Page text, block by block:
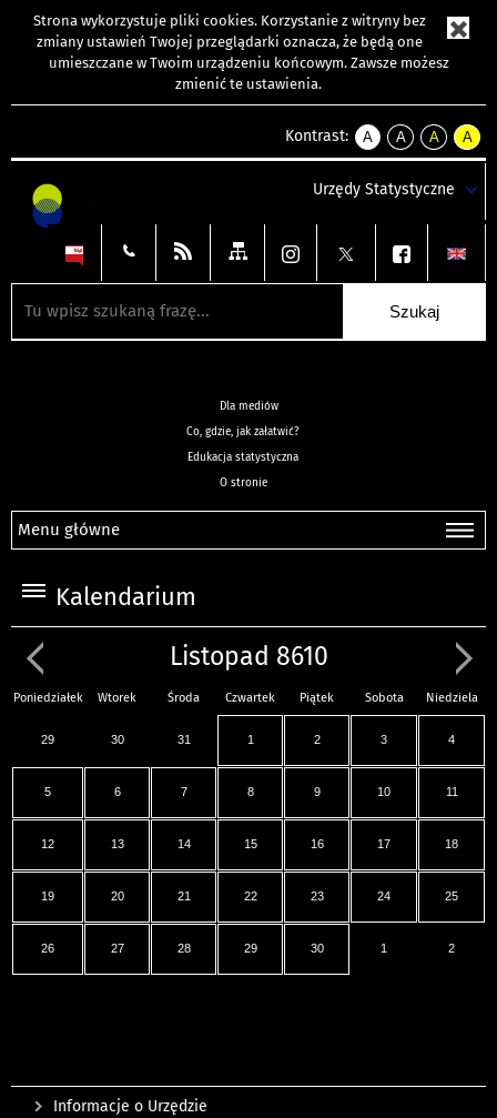
Strona wykorzystuje pliki cookies. Korzystanie z witryny bez
zmiany ustawień Twojej przeglądarki oznacza, że będą one
umieszczane w Twoim urządzeniu końcowym. Zawsze możesz
zmienić te ustawienia.
Kontrast:
A
kontrast
A
kontrast
tekst
czarnym
A
kontrast
tekst
czarnym
A
tekst
żółtym
Urzędy Statystyczne
Dla mediów
Co, gdzie, jak załatwić?
Edukacja statystyczna
O stronie
Menu główne
Kalendarium
Listopad 8610
Poniedziałek Wtorek Środa Czwartek Piątek Sobota Niedziela
29 30 31 1 2 3 4
5 6 7 8 9 10 11
12 13 14 15 16 17 18
19 20 21 22 23 24 25
26 27 28 29 30 1 2
Informacje o Urzędzie